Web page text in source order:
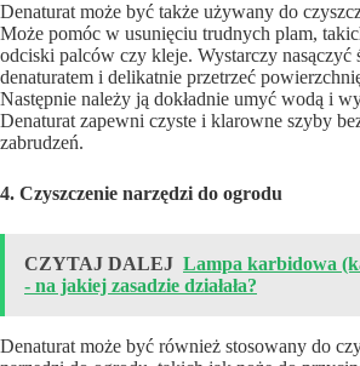
Denaturat może być także używany do
Może pomóc w usunięciu trudnych plam,
odciski palców czy kleje. Wystarczy nasączyć
denaturatem i delikatnie przetrzeć
Następnie należy ją dokładnie umyć wodą i
Denaturat zapewni czyste i klarowne szyby
zabrudzeń.
4. Czyszczenie narzędzi do ogrodu
CZYTAJ DALEJ Lampa karbidowa
- na jakiej zasadzie działała?
Denaturat może być również stosowany do